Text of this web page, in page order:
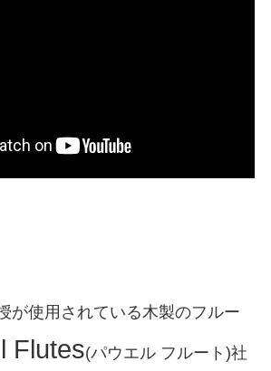
が使用されている木製のフルー
Flutes(パウエル フルート)社